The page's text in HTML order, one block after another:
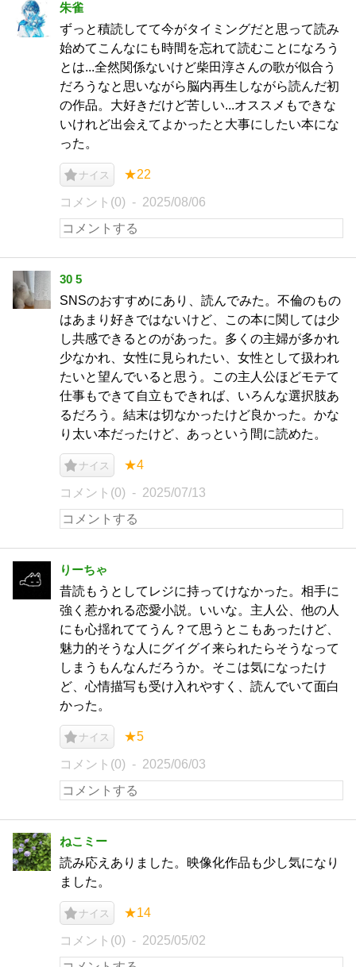
朱雀
ずっと積読してて今がタイミングだと思って読み
始めてこんなにも時間を忘れて読むことになろう
とは...全然関係ないけど柴田淳さんの歌が似合う
だろうなと思いながら脳内再生しながら読んだ初
の作品。大好きだけど苦しい...オススメもできな
いけれど出会えてよかったと大事にしたい本にな
った。
ナイス ★22
コメント(0) 2025/08/06
30 5
SNSのおすすめにあり、読んでみた。不倫のもの
はあまり好きではないけど、この本に関しては少
し共感できるとのがあった。多くの主婦が多かれ
少なかれ、女性に見られたい、女性として扱われ
たいと望んでいると思う。この主人公ほどモテて
仕事もできて自立もできれば、いろんな選択肢あ
るだろう。結末は切なかったけど良かった。かな
り太い本だったけど、あっという間に読めた。
ナイス ★4
コメント(0) 2025/07/13
りーちゃ
昔読もうとしてレジに持ってけなかった。相手に
強く惹かれる恋愛小説。いいな。主人公、他の人
にも心揺れててうん？て思うとこもあったけど、
魅力的そうな人にグイグイ来られたらそうなって
しまうもんなんだろうか。そこは気になったけ
ど、心情描写も受け入れやすく、読んでいて面白
かった。
ナイス ★5
コメント(0) 2025/06/03
ねこミー
読み応えありました。映像化作品も少し気になり
ました。
ナイス ★14
コメント(0) 2025/05/02